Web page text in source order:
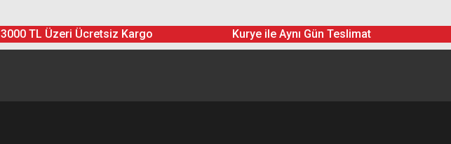
3000 TL Üzeri Ücretsiz Kargo Kurye ile Aynı Gün Teslimat